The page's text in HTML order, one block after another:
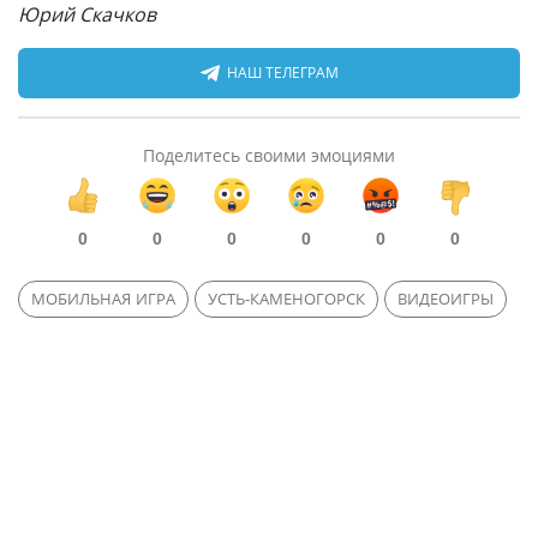
Юрий Скачков
НАШ ТЕЛЕГРАМ
Поделитесь своими эмоциями
0 0 0 0 0 0
МОБИЛЬНАЯ ИГРА УСТЬ-КАМЕНОГОРСК ВИДЕОИГРЫ